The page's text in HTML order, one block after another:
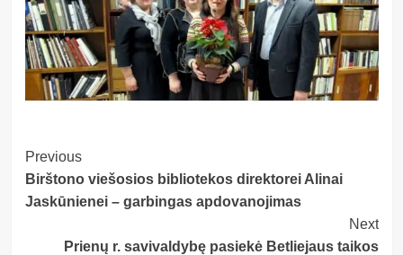
Post
Navigation
Previous
Birštono viešosios bibliotekos direktorei Alinai
Jaskūnienei – garbingas apdovanojimas
Next
Prienų r. savivaldybę pasiekė Betliejaus taikos